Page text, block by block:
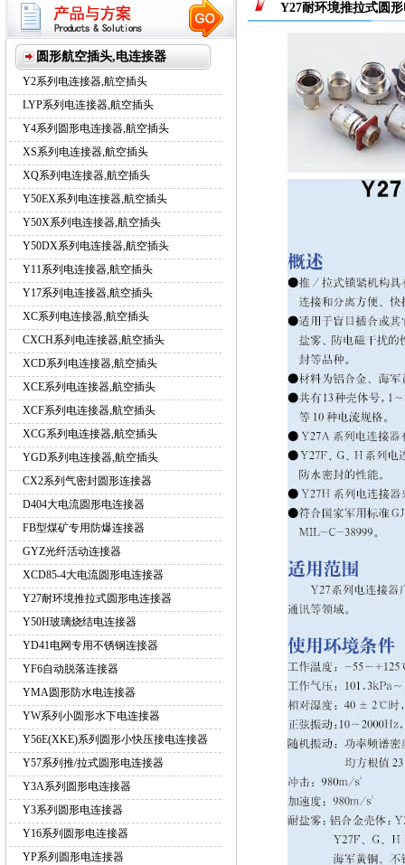
系列航空插头
圆形航空插头,电连接器
Y2系列电连接器,航空插头
LYP系列电连接器,航空插头
Y4系列圆形电连接器,航空插头
XS系列电连接器,航空插头
XQ系列电连接器,航空插头
Y50EX系列电连接器,航空插头
Y50X系列电连接器,航空插头
Y50DX系列电连接器,航空插头
Y11系列电连接器,航空插头
Y17系列电连接器,航空插头
XC系列电连接器,航空插头
CXCH系列电连接器,航空插头
XCD系列电连接器,航空插头
XCE系列电连接器,航空插头
XCF系列电连接器,航空插头
XCG系列电连接器,航空插头
YGD系列电连接器,航空插头
CX2系列气密封圆形连接器
D404大电流圆形电连接器
FB型煤矿专用防爆连接器
GYZ光纤活动连接器
XCD85-4大电流圆形电连接器
Y27耐环境推拉式圆形电连接器
Y50H玻璃烧结电连接器
YD41电网专用不锈钢连接器
YF6自动脱落连接器
YMA圆形防水电连接器
YW系列小圆形水下电连接器
Y56E(XKE)系列圆形小快压接电连接器
Y57系列推/拉式圆形电连接器
Y3A系列圆形电连接器
Y3系列圆形电连接器
Y16系列圆形电连接器
YP系列圆形电连接器
Y27耐环境推拉式圆